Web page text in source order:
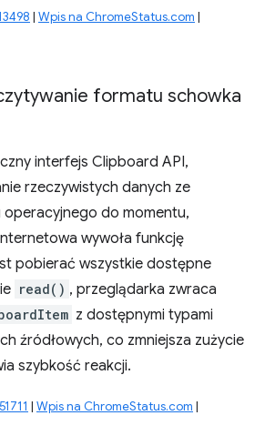
| Wpis na ChromeStatus.com |
formatu schowka
interfejs Clipboard API,
rzeczywistych danych ze
operacyjnego do momentu,
wywoła funkcję
pobierać wszystkie dostępne
read() , przeglądarka zwraca
z dostępnymi typami
źródłowych, co zmniejsza zużycie
szybkość reakcji.
| Wpis na ChromeStatus.com |